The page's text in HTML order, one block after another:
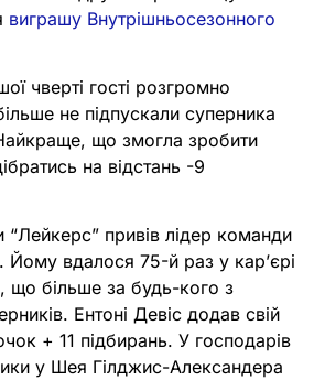
виграшу Внутрішньосезонного
чверті гості розгромно
не підпускали суперника
що змогла зробити
на відстань -9
“Лейкерс” привів лідер команди
вдалося 75-й раз у карʼєрі
що більше за будь-кого з
Ентоні Девіс додав свій
+ 11 підбирань. У господарів
у Шея Гілджис-Александера